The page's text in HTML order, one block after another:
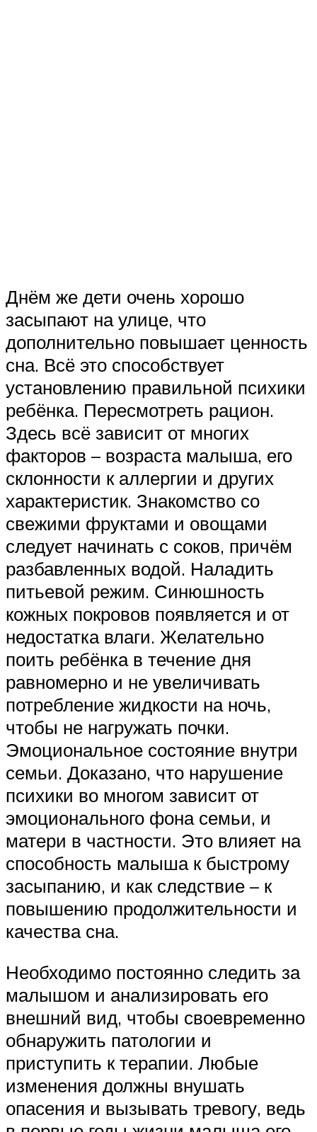
Днём же дети очень хорошо
засыпают на улице, что
дополнительно повышает ценность
сна. Всё это способствует
установлению правильной психики
ребёнка. Пересмотреть рацион.
Здесь всё зависит от многих
факторов – возраста малыша, его
склонности к аллергии и других
характеристик. Знакомство со
свежими фруктами и овощами
следует начинать с соков, причём
разбавленных водой. Наладить
питьевой режим. Синюшность
кожных покровов появляется и от
недостатка влаги. Желательно
поить ребёнка в течение дня
равномерно и не увеличивать
потребление жидкости на ночь,
чтобы не нагружать почки.
Эмоциональное состояние внутри
семьи. Доказано, что нарушение
психики во многом зависит от
эмоционального фона семьи, и
матери в частности. Это влияет на
способность малыша к быстрому
засыпанию, и как следствие – к
повышению продолжительности и
качества сна.
Необходимо постоянно следить за
малышом и анализировать его
внешний вид, чтобы своевременно
обнаружить патологии и
приступить к терапии. Любые
изменения должны внушать
опасения и вызывать тревогу, ведь